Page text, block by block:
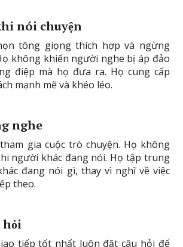
nói chuyện
tông giọng thích hợp và ngừng
không khiến người nghe bị áp đảo
điệp mà họ đưa ra. Họ cung cấp
mạnh mẽ và khéo léo.
nghe
gia cuộc trò chuyện. Họ không
người khác đang nói. Họ tập trung
đang nói gì, thay vì nghĩ về việc
theo.
hỏi
tiếp tốt nhất luôn đặt câu hỏi để